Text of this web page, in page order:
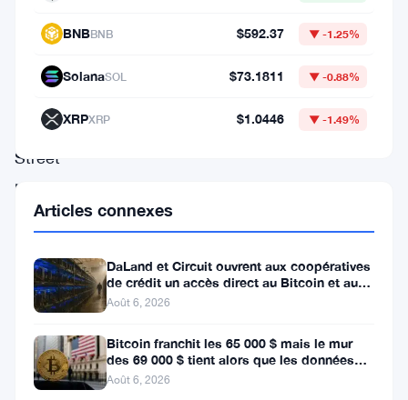
L’obsession
croissante
Wall
Street
pour
des
semi-
répercute
BNBBNB $592.37 ▼ -1.25%
SolanaSOL $73.1811 ▼ -0.88%
XRPXRP $1.0446 ▼ -1.49%
Articles connexes
DaLand et Circuit ouvrent aux coopératives
de crédit un accès direct au Bitcoin et aux
actifs numériques
Août 6, 2026
Bitcoin franchit les 65 000 $ mais le mur
des 69 000 $ tient alors que les données
sur l’emploi se profilent
Août 6, 2026